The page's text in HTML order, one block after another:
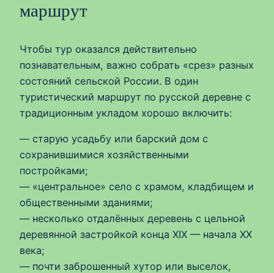
маршрут
Чтобы тур оказался действительно
познавательным, важно собрать «срез» разных
состояний сельской России. В один
туристический маршрут по русской деревне с
традиционным укладом хорошо включить:
— старую усадьбу или барский дом с
сохранившимися хозяйственными
постройками;
— «центральное» село с храмом, кладбищем и
общественными зданиями;
— несколько отдалённых деревень с цельной
деревянной застройкой конца XIX — начала XX
века;
— почти заброшенный хутор или выселок,